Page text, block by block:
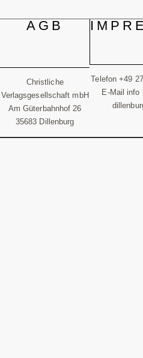
AGB
Christliche
Verlagsgesellschaft mbH
Am Güterbahnhof 26
35683 Dillenburg
Telefon +49
E-Mail info